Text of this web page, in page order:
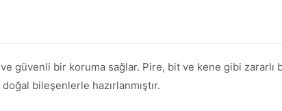
güvenli bir koruma sağlar. Pire, bit ve kene gibi
bileşenlerle hazırlanmıştır.